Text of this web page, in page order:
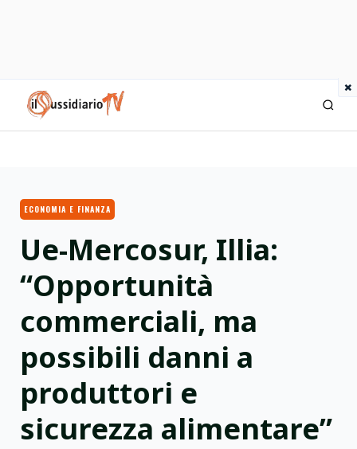
×
IlSussidiario TV
ECONOMIA E FINANZA
Ue-Mercosur, Illia:
“Opportunità
commerciali, ma
possibili danni a
produttori e
sicurezza alimentare”